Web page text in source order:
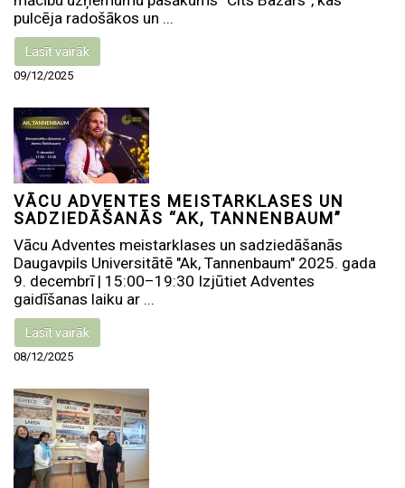
pulcēja radošākos un ...
Lasīt vairāk
09/12/2025
VĀCU ADVENTES MEISTARKLASES UN
SADZIEDĀŠANĀS “AK, TANNENBAUM”
Vācu Adventes meistarklases un sadziedāšanās
Daugavpils Universitātē "Ak, Tannenbaum" 2025. gada
9. decembrī | 15:00–19:30 Izjūtiet Adventes
gaidīšanas laiku ar ...
Lasīt vairāk
08/12/2025